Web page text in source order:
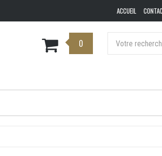
ACCUEIL
0